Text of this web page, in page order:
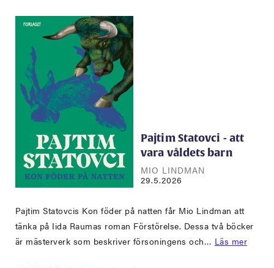
Pajtim Statovci - att
vara våldets barn
MIO LINDMAN
29.5.2026
Pajtim Statovcis Kon föder på natten får Mio Lindman att
tänka på Iida Raumas roman Förstörelse. Dessa två böcker
är mästerverk som beskriver försoningens och… Läs mer